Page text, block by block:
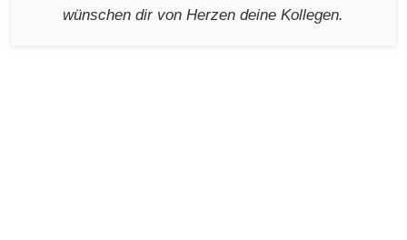
wünschen dir von Herzen deine Kollegen.